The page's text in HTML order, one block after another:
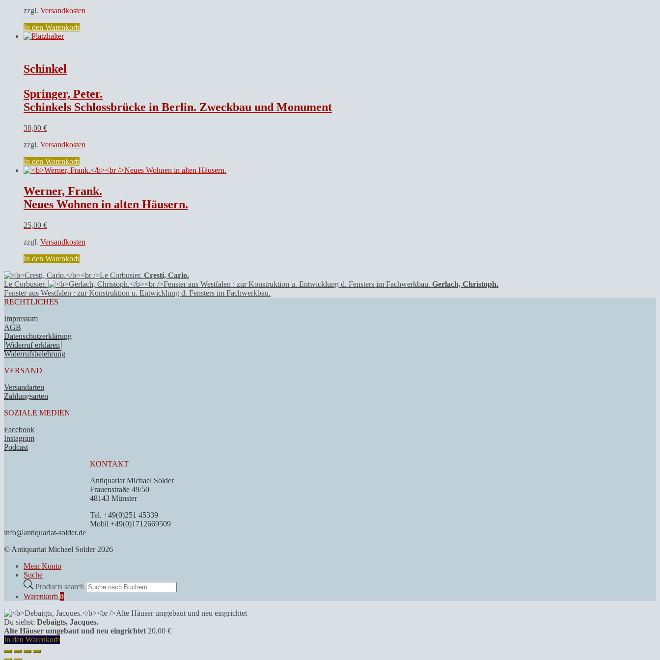
zzgl. Versandkosten
In den Warenkorb
Schinkel
Springer, Peter.
Schinkels Schlossbrücke in Berlin. Zweckbau und Monument
38,00 €
zzgl. Versandkosten
In den Warenkorb
Werner, Frank.
Neues Wohnen in alten Häusern.
25,00 €
zzgl. Versandkosten
In den Warenkorb
Cresti, Carlo.
Le Corbusier.
Gerlach, Christoph.
Fenster aus Westfalen : zur Konstruktion u. Entwicklung d. Fensters im Fachwerkbau.
RECHTLICHES
Impressum
AGB
Datenschutzerklärung
Widerruf erklären
Widerrufsbelehrung
VERSAND
Versandarten
Zahlungsarten
SOZIALE MEDIEN
Facebook
Instagram
Podcast
KONTAKT
Antiquariat Michael Solder
Frauenstraße 49/50
48143 Münster
Tel. +49(0)251 45339
Mobil +49(0)1712669509
info@antiquariat-solder.de
© Antiquariat Michael Solder 2026
Mein Konto
Suche
Products search
Warenkorb 0
Du siehst: Debaigts, Jacques.
Alte Häuser umgebaut und neu eingrichtet 20,00 €
In den Warenkorb